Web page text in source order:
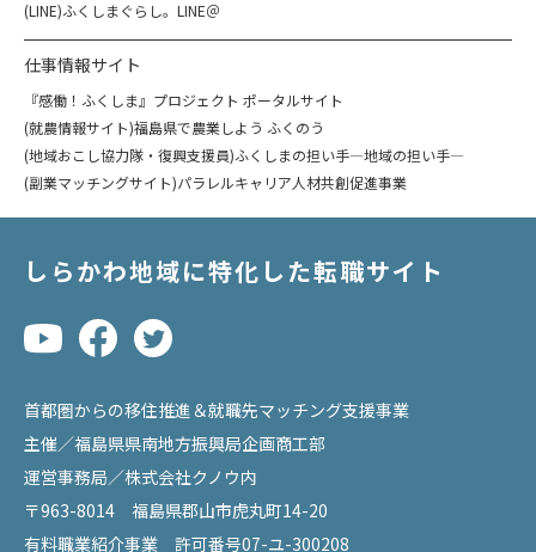
しらかわ地域に特化した転職サイト
首都圏からの移住推進＆就職先マッチング支援事業
主催／福島県県南地方振興局企画商工部
運営事務局／株式会社クノウ内
〒963-8014 福島県郡山市虎丸町14-20
有料職業紹介事業 許可番号07-ユ-300208
(LINE)ふくしまぐらし。LINE＠
仕事情報サイト
『感働！ふくしま』プロジェクト ポータルサイト
(就農情報サイト)福島県で農業しよう ふくのう
(地域おこし協力隊・復興支援員)ふくしまの担い手―地域の担い手―
(副業マッチングサイト)パラレルキャリア人材共創促進事業